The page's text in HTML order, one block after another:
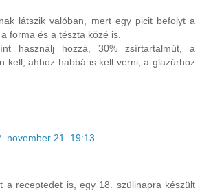
látszik valóban, mert egy picit befolyt a
forma és a tészta közé is.
használj hozzá, 30% zsírtartalmút, a
kell, ahhoz habbá is kell verni, a glazúrhoz
november 21. 19:13
a receptedet is, egy 18. szülinapra készült